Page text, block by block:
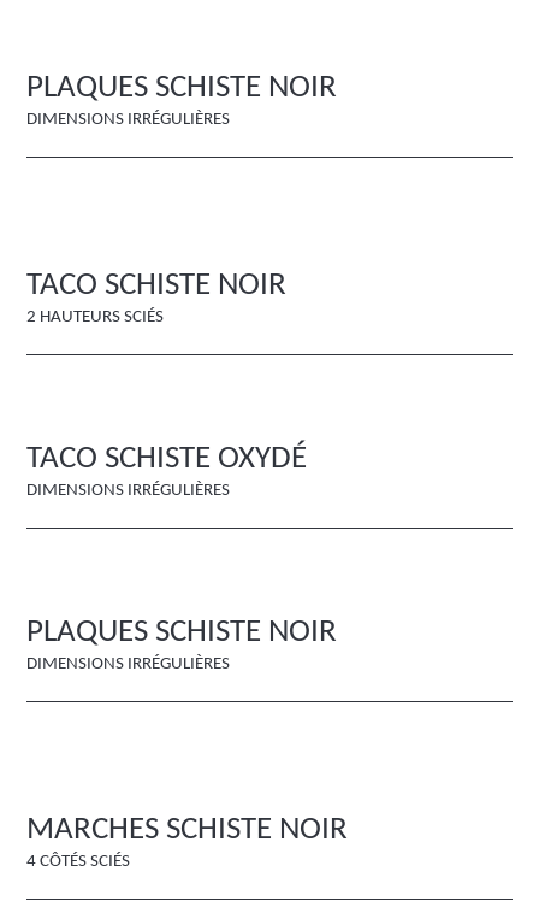
PLAQUES SCHISTE NOIR
DIMENSIONS IRRÉGULIÈRES
TACO SCHISTE NOIR
2 HAUTEURS SCIÉS
TACO SCHISTE OXYDÉ
DIMENSIONS IRRÉGULIÈRES
PLAQUES SCHISTE NOIR
DIMENSIONS IRRÉGULIÈRES
MARCHES SCHISTE NOIR
4 CÔTÉS SCIÉS